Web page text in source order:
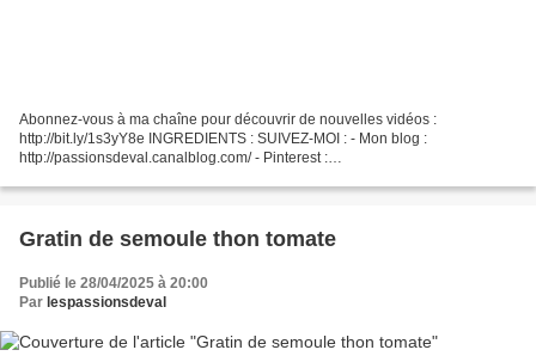
Abonnez-vous à ma chaîne pour découvrir de nouvelles vidéos :
http://bit.ly/1s3yY8e INGREDIENTS : SUIVEZ-MOI : - Mon blog :
http://passionsdeval.canalblog.com/ - Pinterest :
faciles,...
Gratin de semoule thon tomate
Publié le 28/04/2025 à 20:00
Par lespassionsdeval